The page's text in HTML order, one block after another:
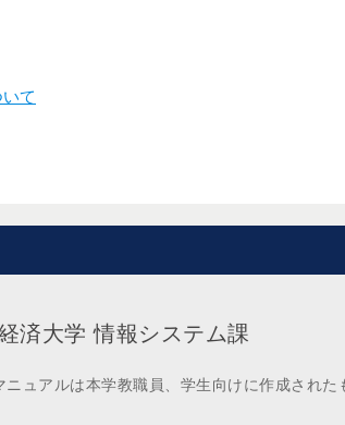
て
済大学 情報システム課
ニュアルは本学教職員、学生向けに作成された